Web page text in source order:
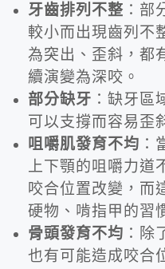
牙齒排列不整 ：部
較小而出現齒列不
為突出、歪斜，都
續演變為深咬。
部分缺牙 ：缺牙區
可以支撐而容易歪
咀嚼肌發育不均 ：
上下顎的咀嚼力道
咬合位置改變，而
硬物、啃指甲的習
骨頭發育不均 ：除
也有可能造成咬合